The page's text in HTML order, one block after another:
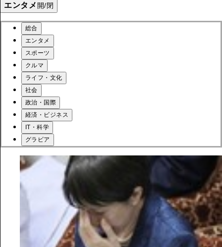
エンタメ 開/閉
総合
エンタメ
スポーツ
クルマ
ライフ・文化
社会
政治・国際
経済・ビジネス
IT・科学
グラビア